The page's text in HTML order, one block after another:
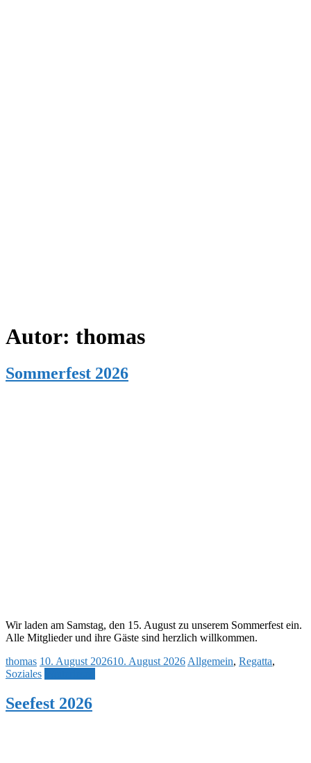
Autor: thomas
Sommerfest 2026
Wir laden am Samstag, den 15. August zu unserem Sommerfest ein.
Alle Mitglieder und ihre Gäste sind herzlich willkommen.
thomas 10. August 202610. August 2026 Allgemein, Regatta,
Soziales
Seefest 2026